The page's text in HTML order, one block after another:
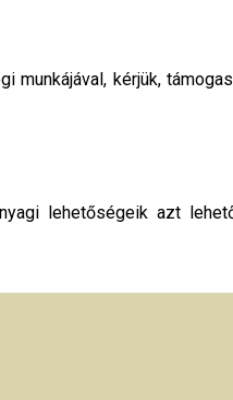
munkájával, kérjük,
lehetőségeik azt